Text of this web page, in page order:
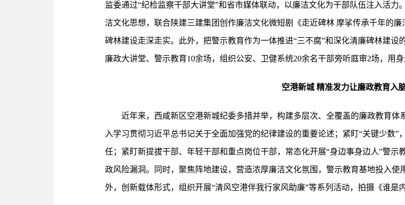
监委通过“纪检监察干部大讲堂”和省市媒体联动，以廉洁文化为干部队伍注入活
洁文化思想，联合陕建三建集团创作廉洁文化微短剧《走近碑林 摩挲传承千年的
碑林建设走深走实。此外，把警示教育作为一体推进“三不腐”和深化清廉碑林建
廉政大讲堂、警示教育10余场，组织公安、卫健系统20余名干部旁听庭审2场，用身
空港新城 精准发力让廉政教育入
近年来，西咸新区空港新城纪委多措并举，构建多层次、全覆盖的廉政教育
入学习贯彻习近平总书记关于全面加强党的纪律建设的重要论述；紧盯“关键少数”
任；紧盯新提拔干部、年轻干部和重点岗位干部，常态化开展“身边事身边人”警
政风险漏洞。同时，聚焦阵地建设，营造浓厚廉洁文化氛围，警示教育基地投入
外，创新载体形式，组织开展“清风空港伴我行家风助廉”等系列活动，拍摄《谁是